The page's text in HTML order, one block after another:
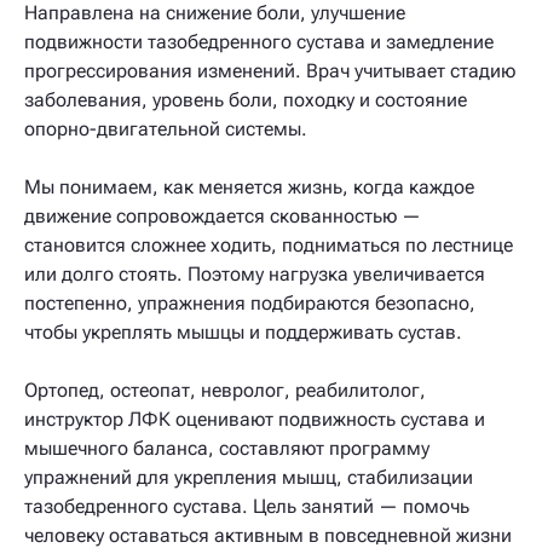
Направлена на снижение боли, улучшение
подвижности тазобедренного сустава и замедление
прогрессирования изменений. Врач учитывает стадию
заболевания, уровень боли, походку и состояние
опорно-двигательной системы.
Мы понимаем, как меняется жизнь, когда каждое
движение сопровождается скованностью —
становится сложнее ходить, подниматься по лестнице
или долго стоять. Поэтому нагрузка увеличивается
постепенно, упражнения подбираются безопасно,
чтобы укреплять мышцы и поддерживать сустав.
Ортопед, остеопат, невролог, реабилитолог,
инструктор ЛФК оценивают подвижность сустава и
мышечного баланса, составляют программу
упражнений для укрепления мышц, стабилизации
тазобедренного сустава. Цель занятий — помочь
человеку оставаться активным в повседневной жизни